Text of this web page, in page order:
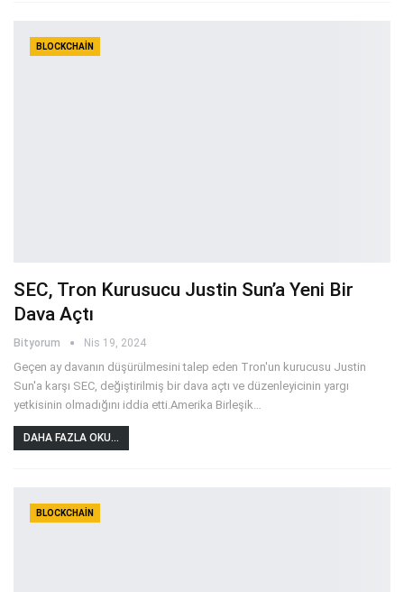
BLOCKCHAIN
SEC, Tron Kurusucu Justin Sun’a Yeni Bir
Dava Açtı
Bityorum Nis 19, 2024
Geçen ay davanın düşürülmesini talep eden Tron'un kurucusu Justin
Sun'a karşı SEC, değiştirilmiş bir dava açtı ve düzenleyicinin yargı
yetkisinin olmadığını iddia etti.Amerika Birleşik
DAHA FAZLA OKU...
BLOCKCHAIN